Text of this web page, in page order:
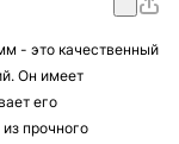
- это качественный
Он имеет
его
прочного